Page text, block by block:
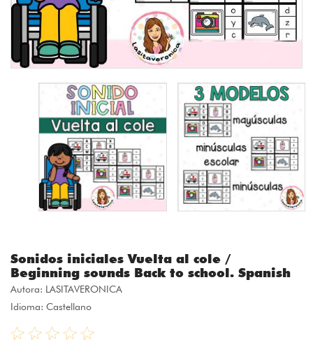
Sonidos iniciales Vuelta al cole /
Beginning sounds Back to school. Spanish
Autora: LASITAVERONICA
Idioma: Castellano